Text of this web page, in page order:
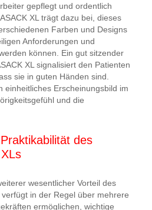
gepflegt und ordentlich
XL trägt dazu bei, dieses
Farben und Designs
Anforderungen und
können. Ein gut sitzender
XL signalisiert den Patienten
sie in guten Händen sind.
einheitliches Erscheinungsbild im
und die
des
wesentlicher Vorteil des
verfügt in der Regel über mehrere
ermöglichen, wichtige